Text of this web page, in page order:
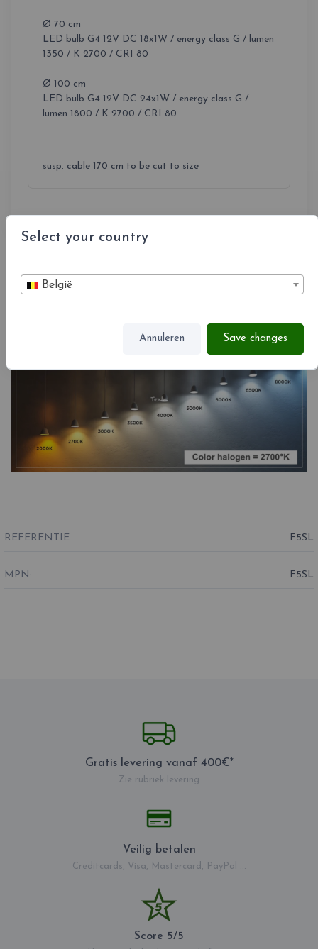
Select your country
België
Annuleren Save changes
Ø 70 cm
LED bulb G4 12V DC 18x1W / energy class G / lumen
1350 / K 2700 / CRI 80
Ø 100 cm
LED bulb G4 12V DC 24x1W / energy class G /
lumen 1800 / K 2700 / CRI 80
susp. cable 170 cm to be cut to size
Kleuren led °K
REFERENTIE F5SL
MPN: F5SL
Gratis levering vanaf 400€*
Zie rubriek levering
Veilig betalen
Creditcards, Visa, Mastercard, PayPal ...
Score 5/5